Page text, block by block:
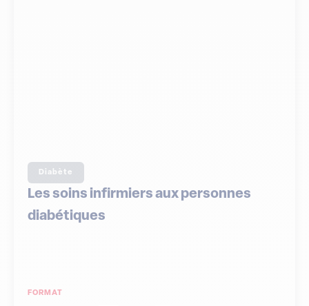
Diabète
Les soins infirmiers aux personnes
diabétiques
FORMAT